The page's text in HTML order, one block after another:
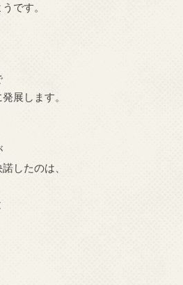
です。
展します。
したのは、